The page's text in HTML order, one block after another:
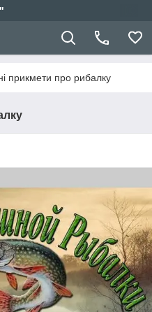
прикмети про рибалку